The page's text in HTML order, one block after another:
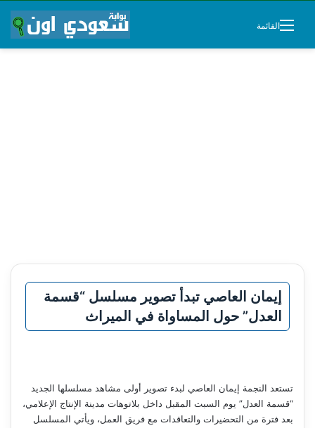
القائمة
إيمان العاصي تبدأ تصوير مسلسل “قسمة
العدل” حول المساواة في الميراث
تستعد النجمة إيمان العاصي لبدء تصوير أولى مشاهد مسلسلها الجديد
“قسمة العدل” يوم السبت المقبل داخل بلاتوهات مدينة الإنتاج الإعلامي،
بعد فترة من التحضيرات والتعاقدات مع فريق العمل، ويأتي المسلسل